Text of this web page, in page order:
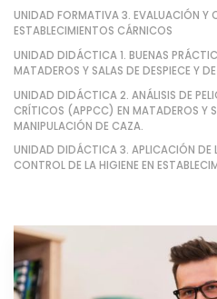
UNIDAD FORMATIVA 3. EVALUACIÓN Y
ESTABLECIMIENTOS CÁRNICOS
UNIDAD DIDÁCTICA 1. BUENAS
MATADEROS Y SALAS DE DESPIECE Y
UNIDAD DIDÁCTICA 2. ANÁLISIS DE
CRÍTICOS (APPCC) EN MATADEROS Y
MANIPULACIÓN DE CAZA.
UNIDAD DIDÁCTICA 3. APLICACIÓN DE
CONTROL DE LA HIGIENE EN